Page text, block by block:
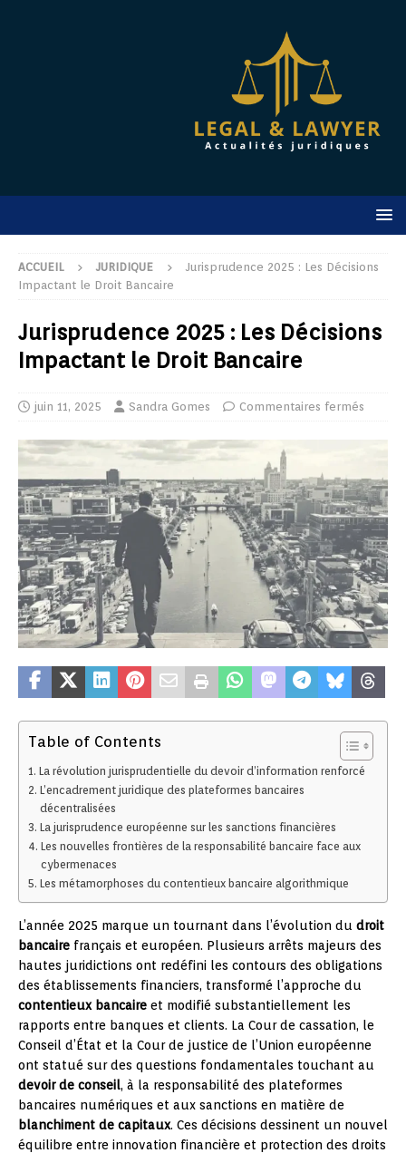
ACCUEIL JURIDIQUE
Jurisprudence 2025 : Les Décisions
Impactant le Droit Bancaire
Jurisprudence 2025 : Les Décisions
Impactant le Droit Bancaire
juin 11, 2025 Sandra Gomes Commentaires fermés
Table of Contents
La révolution jurisprudentielle du devoir d’information renforcé
L’encadrement juridique des plateformes bancaires
décentralisées
La jurisprudence européenne sur les sanctions financières
Les nouvelles frontières de la responsabilité bancaire face aux
cybermenaces
Les métamorphoses du contentieux bancaire algorithmique
L’année 2025 marque un tournant dans l’évolution du droit
bancaire français et européen. Plusieurs arrêts majeurs des
hautes juridictions ont redéfini les contours des obligations
des établissements financiers, transformé l’approche du
contentieux bancaire et modifié substantiellement les
rapports entre banques et clients. La Cour de cassation, le
Conseil d’État et la Cour de justice de l’Union européenne
ont statué sur des questions fondamentales touchant au
devoir de conseil, à la responsabilité des plateformes
bancaires numériques et aux sanctions en matière de
blanchiment de capitaux. Ces décisions dessinent un nouvel
équilibre entre innovation financière et protection des droits